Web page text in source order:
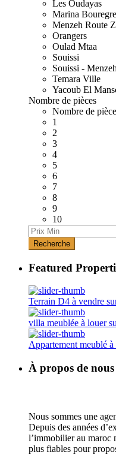
Les Oudayas
Marina
Menzeh Route
Orangers
Oulad Mtaa
Souissi
Souissi -
Temara Ville
Yacoub El
Nombre de pièces
Nombre de
1
2
3
4
5
6
7
8
9
10
Recherche
Featured
Terrain D4 à vendre
villa meublée à louer
Appartement meublé
À propos de nous
Nous sommes une
Depuis des années
l’immobilier au maroc
plus fiables pour